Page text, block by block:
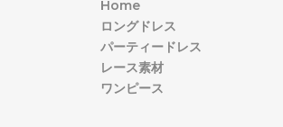
Home
ロングドレス
パーティードレス
レース素材
ワンピース